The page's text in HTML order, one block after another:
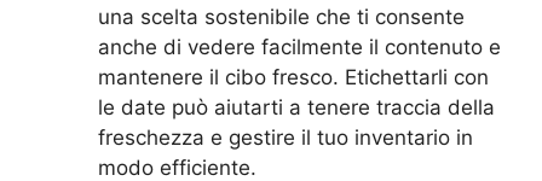
una scelta sostenibile che ti consente
anche di vedere facilmente il contenuto e
mantenere il cibo fresco. Etichettarli con
le date può aiutarti a tenere traccia della
freschezza e gestire il tuo inventario in
modo efficiente.